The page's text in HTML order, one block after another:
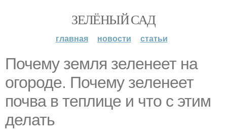
ЗЕЛЁНЫЙ САД
главная новости статьи
Почему земля зеленеет на
огороде. Почему зеленеет
почва в теплице и что с этим
делать